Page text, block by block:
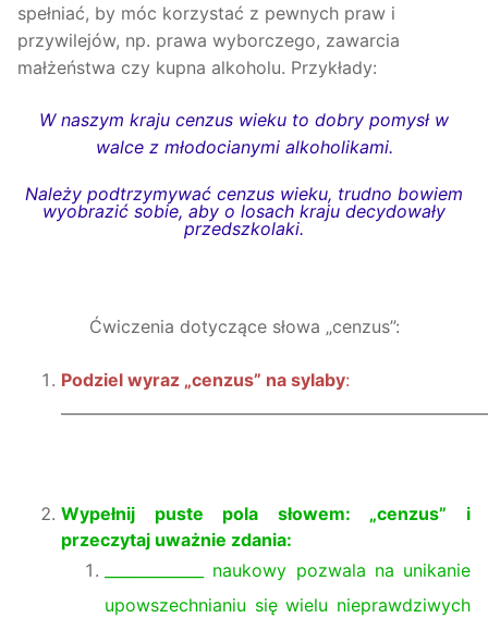
spełniać, by móc korzystać z pewnych praw i
przywilejów, np. prawa wyborczego, zawarcia
małżeństwa czy kupna alkoholu. Przykłady:
W naszym kraju cenzus wieku to dobry pomysł w
walce z młodocianymi alkoholikami.
Należy podtrzymywać cenzus wieku, trudno bowiem
wyobrazić sobie, aby o losach kraju decydowały
przedszkolaki.
Ćwiczenia dotyczące słowa „cenzus”:
Podziel wyraz „cenzus” na sylaby:
Wypełnij puste pola słowem: „cenzus” i
przeczytaj uważnie zdania:
naukowy pozwala na unikanie
upowszechnianiu się wielu nieprawdziwych